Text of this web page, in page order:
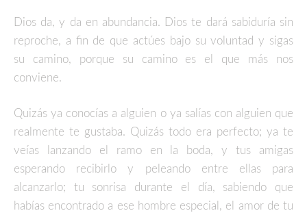
Dios da, y da en abundancia. Dios te dará sabiduría sin
reproche, a fin de que actúes bajo su voluntad y sigas
su camino, porque su camino es el que más nos
conviene.
Quizás ya conocías a alguien o ya salías con alguien que
realmente te gustaba. Quizás todo era perfecto; ya te
veías lanzando el ramo en la boda, y tus amigas
esperando recibirlo y peleando entre ellas para
alcanzarlo; tu sonrisa durante el día, sabiendo que
habías encontrado a ese hombre especial, el amor de tu